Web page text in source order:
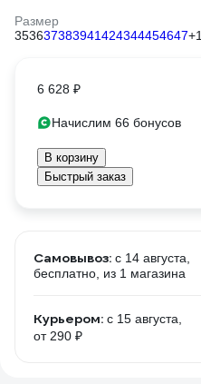
Размер
353637383941424344454647+1
6 628 ₽
Начислим 66 бонусов
В корзину
Быстрый заказ
Самовывоз: c 14 августа,
бесплатно , из 1 магазина
Курьером: c 15 августа,
от 290 ₽